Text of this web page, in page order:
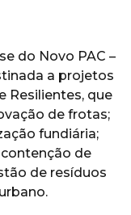
do Novo PAC –
a projetos
Resilientes, que
de frotas;
fundiária;
de
de resíduos